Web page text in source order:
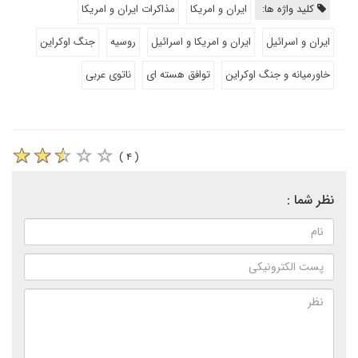
کلید واژه ها: ایران و امریکا
مذاکرات ایران و امریکا
ایران و اسرائیل
ایران و امریکا و اسرائیل روسیه
جنگ اوکراین
خاورمیانه و جنگ اوکراین
توافق هسته ای ناتوی عربی
( ۴ )
نظر شما :